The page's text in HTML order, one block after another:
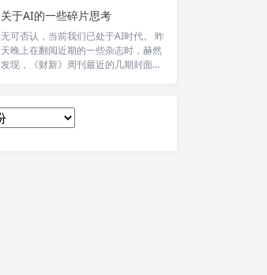
关于AI的一些碎片思考
无可否认，当前我们已处于AI时代。 昨
天晚上在翻阅近期的一些杂志时，赫然
发现，《财新》周刊最近的几期封面报